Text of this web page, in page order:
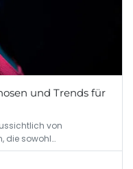
und Trends für
von
die sowohl…